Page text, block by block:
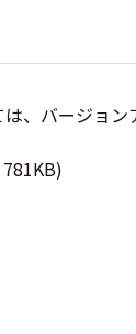
、バージョン